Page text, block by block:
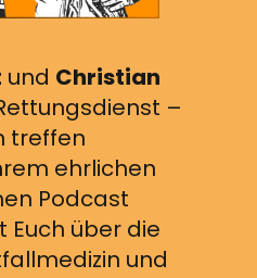
und Christian
–
treffen
ehrlichen
Podcast
Euch über die
und